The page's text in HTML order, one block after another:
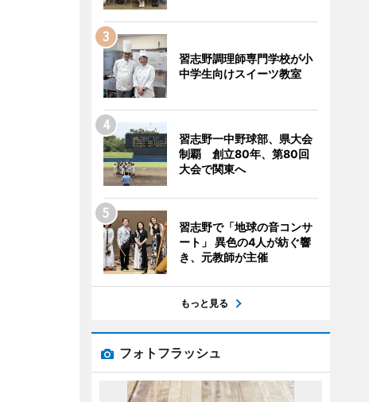
習志野調理師専門学校が小
中学生向けスイーツ教室
習志野一中野球部、県大会
制覇 創立80年、第80回
大会で関東へ
習志野で「地球の音コンサ
ート」 異色の4人が紡ぐ響
き、元教師が主催
もっと見る
フォトフラッシュ